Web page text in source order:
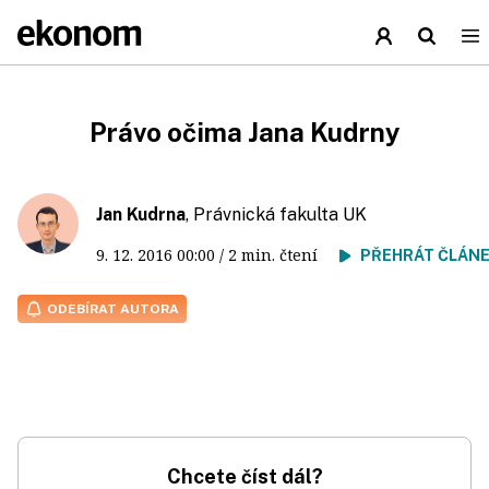
Právo očima Jana Kudrny
Jan Kudrna, Právnická fakulta UK
9. 12. 2016 00:00 / 2 min. čtení PŘEHRÁT
ODEBÍRAT AUTORA
Chcete číst dál?